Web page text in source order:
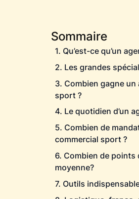
Sommaire
1. Qu’est-ce qu’un
2. Les grandes
3. Combien gagne
sport ?
4. Le quotidien d’un
5. Combien de
commercial sport ?
6. Combien de points
moyenne?
7. Outils